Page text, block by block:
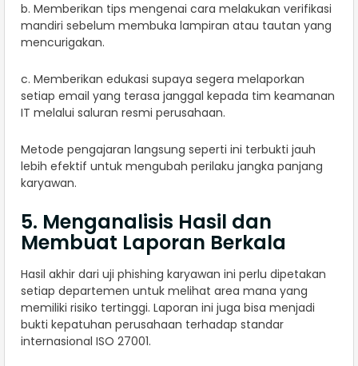
b. Memberikan tips mengenai cara melakukan verifikasi
mandiri sebelum membuka lampiran atau tautan yang
mencurigakan.
c. Memberikan edukasi supaya segera melaporkan
setiap email yang terasa janggal kepada tim keamanan
IT melalui saluran resmi perusahaan.
Metode pengajaran langsung seperti ini terbukti jauh
lebih efektif untuk mengubah perilaku jangka panjang
karyawan.
5. Menganalisis Hasil dan
Membuat Laporan Berkala
Hasil akhir dari uji phishing karyawan ini perlu dipetakan
setiap departemen untuk melihat area mana yang
memiliki risiko tertinggi. Laporan ini juga bisa menjadi
bukti kepatuhan perusahaan terhadap standar
internasional ISO 27001.